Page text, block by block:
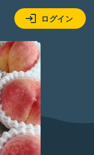
ログイン